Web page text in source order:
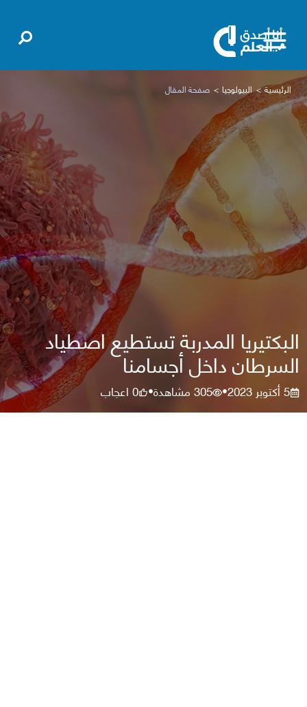
الرئيسية البيولوجيا صفحة المقال
البكتيريا المدربة تستطيع اصطياد
السرطان داخل أجسامنا
5 أكتوبر 2023 •
305مشاهدة•
0اعجاب